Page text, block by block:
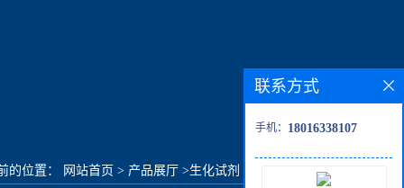
的位置： 网站首页 > 产品展厅 >生化试剂 RESIQUIMOD
联系方式
手机： 18016338107